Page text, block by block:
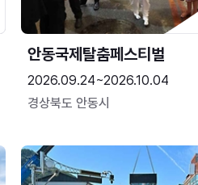
안동국제탈춤페스티벌
2026.09.24~2026.10.04
경상북도 안동시